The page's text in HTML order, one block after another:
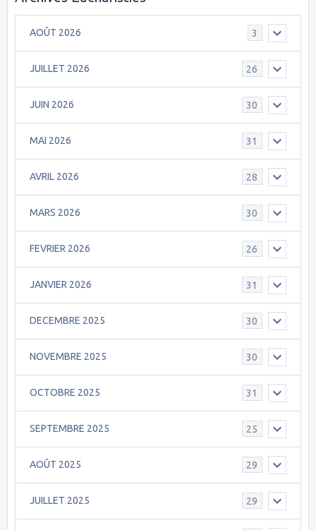
AOÛT 2026 3
JUILLET 2026 26
JUIN 2026 30
MAI 2026 31
AVRIL 2026 28
MARS 2026 30
FEVRIER 2026 26
JANVIER 2026 31
DECEMBRE 2025 30
NOVEMBRE 2025 30
OCTOBRE 2025 31
SEPTEMBRE 2025 25
AOÛT 2025 29
JUILLET 2025 29